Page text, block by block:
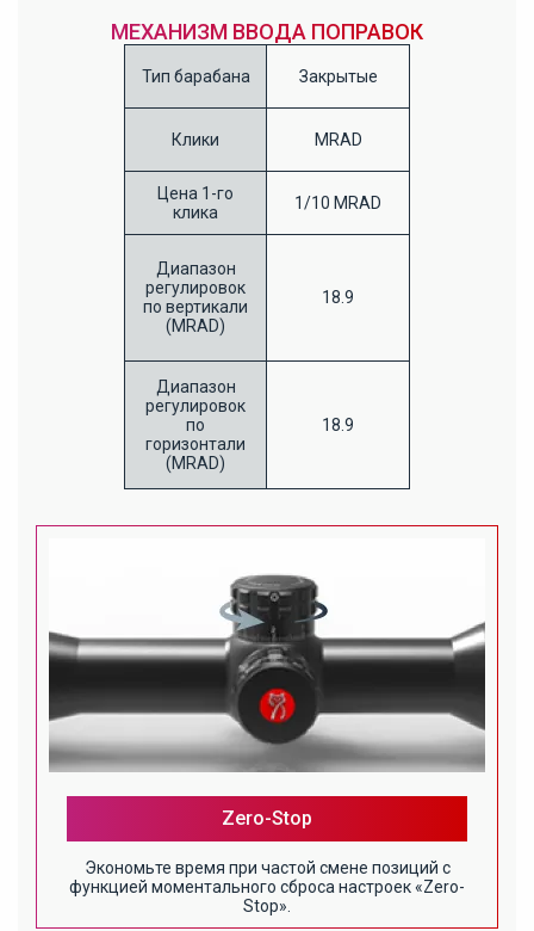
МЕХАНИЗМ ВВОДА ПОПРАВОК
Тип барабана
Клики
Цена 1-го
клика
Диапазон
регулировок
по вертикали
(MRAD)
Диапазон
регулировок
по
горизонтали
(MRAD)
Закрытые
MRAD
1/10 MRAD
18.9
18.9
Zero-Stop
Экономьте время при частой смене позиций с
функцией моментального сброса настроек «Zero-
Stop».